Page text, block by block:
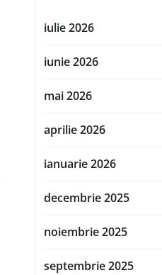
iulie 2026
iunie 2026
mai 2026
aprilie 2026
ianuarie 2026
decembrie 2025
noiembrie 2025
septembrie 2025